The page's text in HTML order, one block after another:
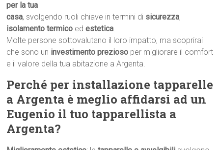
per la tua
casa, svolgendo ruoli chiave in termini di sicurezza,
isolamento termico edestetica.
Molte persone sottovalutano il loro impatto, ma scoprirai
che sono un investimento prezioso per migliorare il comfort
e il valore della tua abitazione a Argenta.
Perché per installazione tapparelle
a Argenta è meglio affidarsi ad un
Eugenio il tuo tapparellista a
Argenta?